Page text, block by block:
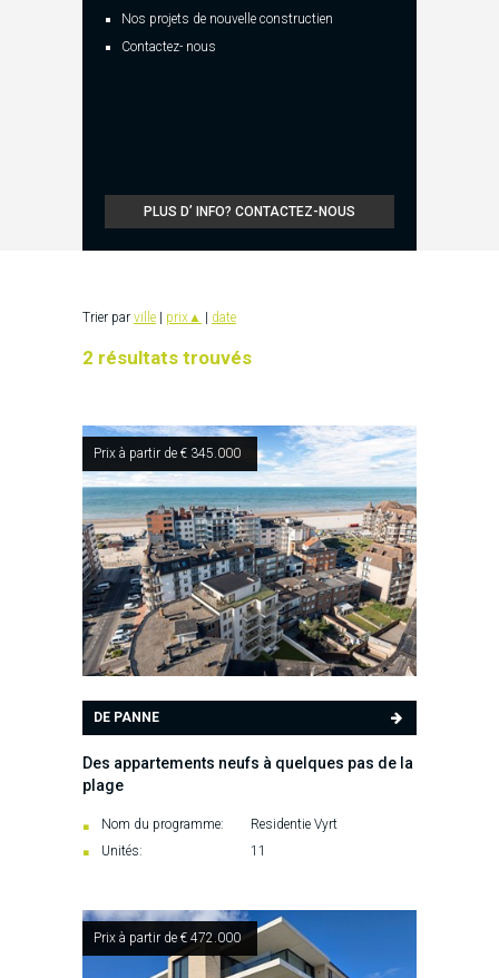
Nos projets de nouvelle constructien
Contactez- nous
PLUS D’ INFO? CONTACTEZ-NOUS
Trier par ville prix▲ date
2 résultats trouvés
Prix à partir de € 345.000
DE PANNE
Des appartements neufs à quelques pas de la
plage
Nom du programme:
Residentie Vyrt
Unités:
11
Prix à partir de € 472.000